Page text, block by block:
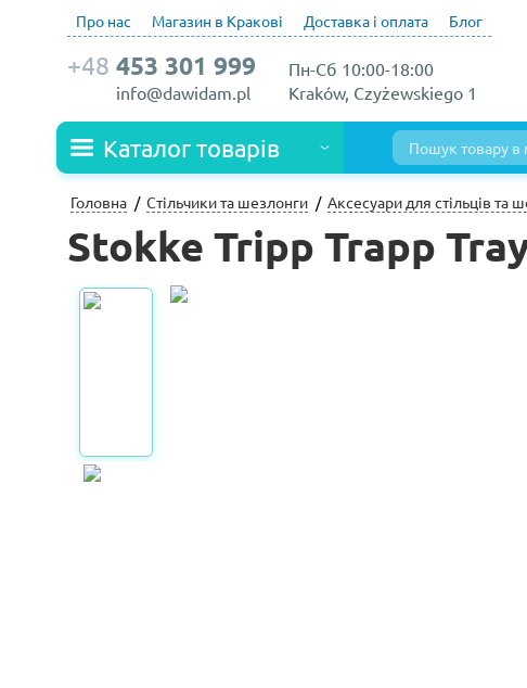
Про нас Магазин в Кракові Доставка і оплата Блог
Пн-Сб 10:00-18:00
Kraków, Czyżewskiego 1
+48 453 301 999
info@dawidam.pl
Каталог товарів
Головна Стільчики та шезлонги Аксесуари для стільців та
Stokke Tripp Trapp